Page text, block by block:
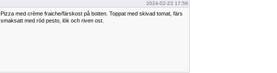
2024-02-23 17:56
Pizza med crème fraiche/färskost på botten. Toppat med skivad tomat, färs
smaksatt med röd pesto, lök och riven ost.